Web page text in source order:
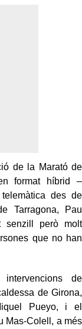
de la Marató de
format híbrid –
des de
Tarragona, Pau
senzill però molt
que no han
de
de Girona,
Pueyo, i el
Mas-Colell, a més